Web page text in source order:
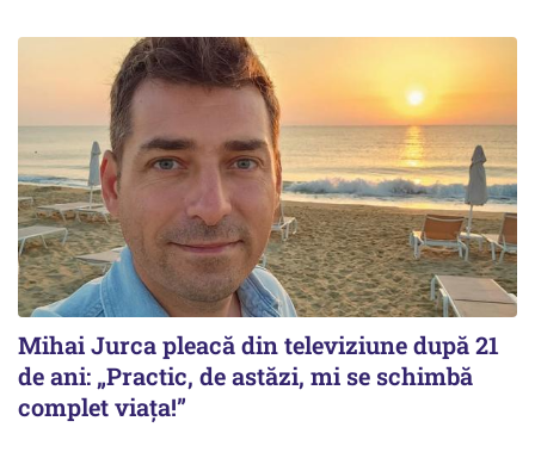
Mihai Jurca pleacă din televiziune după 21
de ani: „Practic, de astăzi, mi se schimbă
complet viața!”